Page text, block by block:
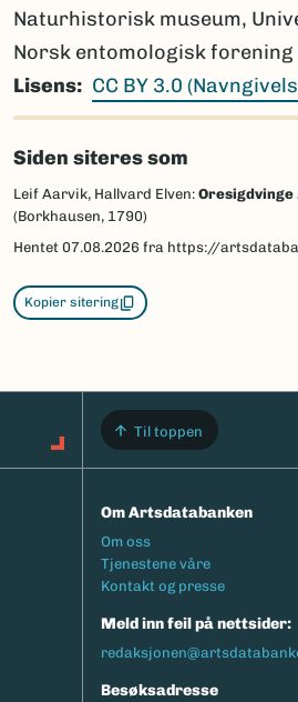
Naturhistorisk museum,
Norsk entomologisk forening
Lisens
CC BY 3.0
Siden siteres som
Leif Aarvik, Hallvard Elven: Oresigdvinge
(Borkhausen, 1790)
Hentet 07.08.2026 fra https://
Kopier sitering
Til toppen
Om Artsdatabanken
Footermeny
Om oss
Tjenestene våre
Kontakt og presse
Meld inn feil på nettsider:
Besøksadresse